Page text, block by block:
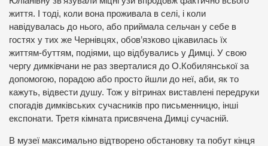
життя. І тоді, коли вона проживала в селі, і коли
навідувалась до нього, або приймала сельчан у себе в
гостях у тих же Чернівцях, обов’язково цікавилась їх
життям-буттям, подіями, що відбувались у Димці. У свою
чергу димківчани не раз зверталися до О.Кобилянської за
допомогою, порадою або просто йшли до неї, аби, як то
кажуть, відвести душу. Тож у вітринах виставлені передруки
спогадів димківських сучасників про письменницю, інші
експонати. Третя кімната присвячена Димці сучасній.
В музеї максимально відтворено обстановку та побут кінця